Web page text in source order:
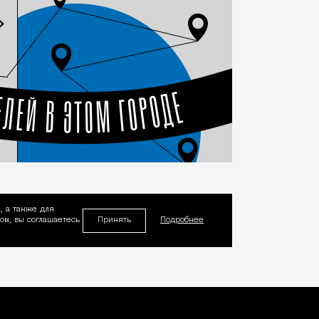
а также для
вы соглашаетесь
Принять Подробнее